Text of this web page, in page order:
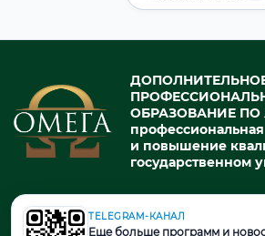
ОБРАЗОВАНИЕ
и повышение
государственном
© 2026. При использовании материалов
TELEGRAM-КАНАЛ
Еще больше программ и